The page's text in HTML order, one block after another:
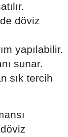
döviz
yapılabilir.
sunar.
sık tercih